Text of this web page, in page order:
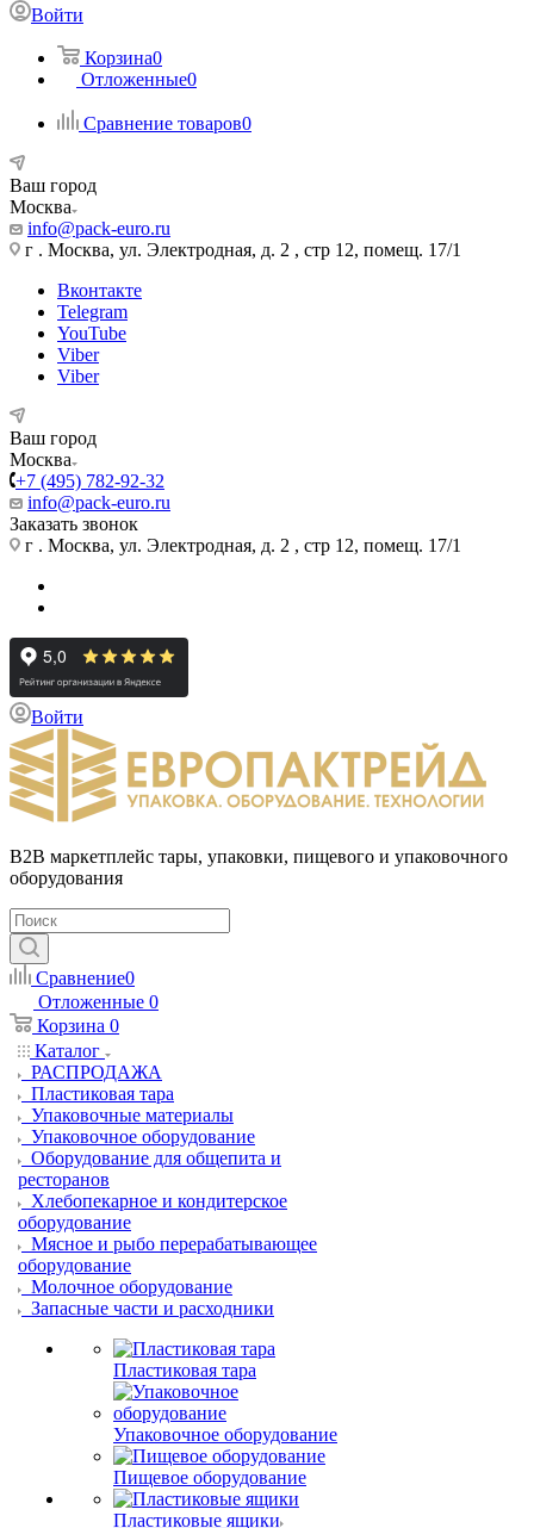
Войти
Корзина0
Отложенные0
Сравнение товаров0
Ваш город
Москва
info@pack-euro.ru
г . Москва, ул. Электродная, д. 2 , стр 12, помещ. 17/1
Вконтакте
Telegram
YouTube
Viber
Viber
Ваш город
Москва
+7 (495) 782-92-32
info@pack-euro.ru
Заказать звонок
г . Москва, ул. Электродная, д. 2 , стр 12, помещ. 17/1
Войти
B2B маркетплейс тары, упаковки, пищевого и упаковочного
оборудования
Сравнение0
Отложенные 0
Корзина 0
Каталог
РАСПРОДАЖА
Пластиковая тара
Упаковочные материалы
Упаковочное оборудование
Оборудование для общепита и
ресторанов
Хлебопекарное и кондитерское
оборудование
Мясное и рыбо перерабатывающее
оборудование
Молочное оборудование
Запасные части и расходники
Пластиковая тара
Упаковочное оборудование
Пищевое оборудование
Пластиковые ящики